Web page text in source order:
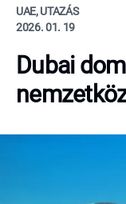
UAE, UTAZÁS
2026. 01. 19
Dubai